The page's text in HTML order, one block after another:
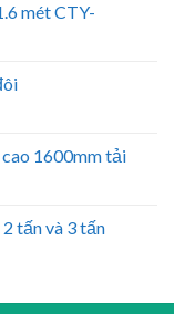
mét CTY-
cao 1600mm tải
tấn và 3 tấn